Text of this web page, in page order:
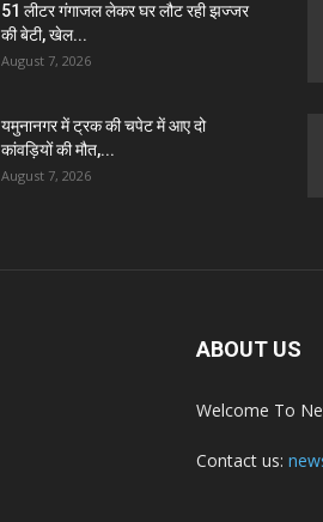
51 लीटर गंगाजल लेकर घर लौट रही झज्जर
की बेटी, खेल...
August 7, 2026
यमुनानगर में ट्रक की चपेट में आए दो
कांवड़ियों की मौत,...
August 7, 2026
ABOUT US
Welcome To
Contact us: